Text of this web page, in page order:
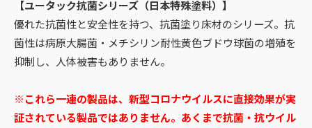
【ユータック抗菌シリーズ（日本特殊塗料）】
優れた抗菌性と安全性を持つ、抗菌塗り床材のシリーズ。抗
菌性は病原大腸菌・メチシリン耐性黄色ブドウ球菌の増殖を
抑制し、人体被害もありません。
※これら一連の製品は、新型コロナウイルスに直接効果が実
証されている製品ではありません。あくまで抗菌・抗ウイル